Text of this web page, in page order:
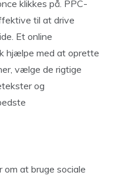
klikkes på. PPC-
til at drive
Et online
hjælpe med at oprette
vælge de rigtige
og
om at bruge sociale